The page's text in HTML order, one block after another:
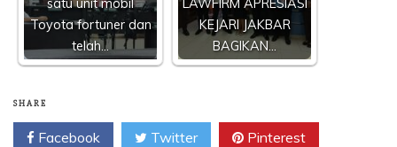
satu unit mobil
Toyota fortuner dan
telah…
LAWFIRM APRESIASI
KEJARI JAKBAR
BAGIKAN…
SHARE
Facebook Twitter Pinterest